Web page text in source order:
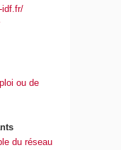
idf.fr/
ou de
du réseau